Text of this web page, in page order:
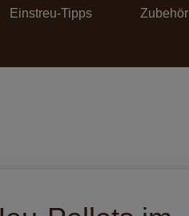
Einstreu-Tipps Zubehör